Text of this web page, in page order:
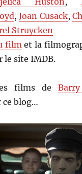
,Joan Cusack,
Struycken
film et la
le site IMDB.
films de
ce blog…